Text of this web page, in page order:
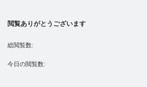
閲覧ありがとうございます
総閲覧数:
今日の閲覧数: